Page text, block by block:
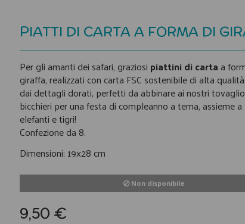
PIATTI DI CARTA A FORMA DI
Per gli amanti dei safari, graziosi piattini di carta a
giraffa, realizzati con carta FSC sostenibile di alta
dai dettagli dorati, perfetti da abbinare ai nostri
bicchieri per una festa di compleanno a tema, assieme
elefanti e tigri!
Confezione da 8.
Dimensioni: 19x28 cm
Non disponibile
9,50 €